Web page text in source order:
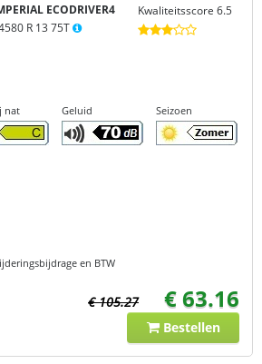
ECODRIVER4
R 13 75T
Kwaliteitsscore 6.5
nat Geluid Seizoen
en BTW
€ 105.27 € 63.16
Bestellen